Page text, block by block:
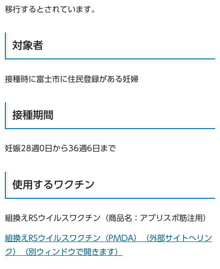
移行するとされています。
対象者
接種時に富士市に住民登録がある妊婦
接種期間
妊娠28週0日から36週6日まで
使用するワクチン
組換えRSウイルスワクチン（商品名：アブリスボ筋注用）
組換えRSウイルスワクチン（PMDA）（外部サイトへリン
ク）（別ウィンドウで開きます）